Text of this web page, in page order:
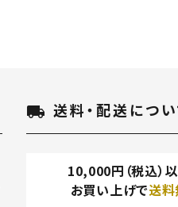
local_shipping 送料・配送につい
10,000円（税込）
お買い上げで送